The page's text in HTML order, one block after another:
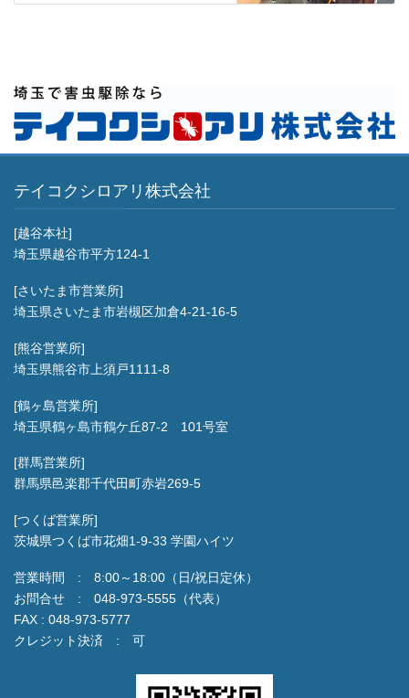
テイコクシロアリ株式会社
[越谷本社]
埼玉県越谷市平方124-1
[さいたま市営業所]
埼玉県さいたま市岩槻区加倉4-21-16-5
[熊谷営業所]
埼玉県熊谷市上須戸1111-8
[鶴ヶ島営業所]
埼玉県鶴ヶ島市鶴ケ丘87-2 101号室
[群馬営業所]
群馬県邑楽郡千代田町赤岩269-5
[つくば営業所]
茨城県つくば市花畑1-9-33 学園ハイツ
営業時間 : 8:00～18:00（日/祝日定休）
お問合せ : 048-973-5555（代表）
FAX : 048-973-5777
クレジット決済 : 可